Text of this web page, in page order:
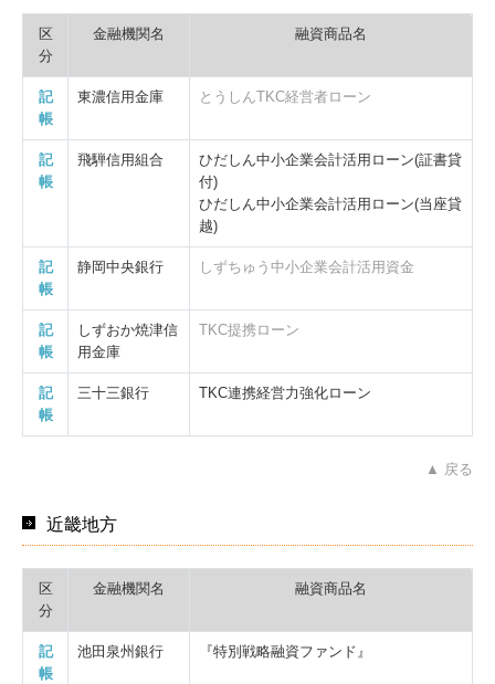
区
分
金融機関名 融資商品名
記
帳
東濃信用金庫 とうしんTKC経営者ローン
記
帳
飛騨信用組合
ひだしん中小企業会計活用ローン(証書貸
付)
ひだしん中小企業会計活用ローン(当座貸
越)
記
帳
静岡中央銀行 しずちゅう中小企業会計活用資金
記
帳
しずおか焼津信
用金庫
TKC提携ローン
記
帳
三十三銀行 TKC連携経営力強化ローン
▲ 戻る
近畿地方
区
分
金融機関名 融資商品名
記
帳
池田泉州銀行 『特別戦略融資ファンド』